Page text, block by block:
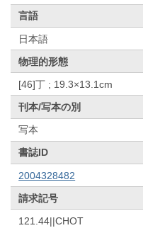
言語
日本語
物理的形態
[46]丁 ; 19.3×13.1cm
刊本/写本の別
写本
書誌ID
2004328482
請求記号
121.44||CHOT